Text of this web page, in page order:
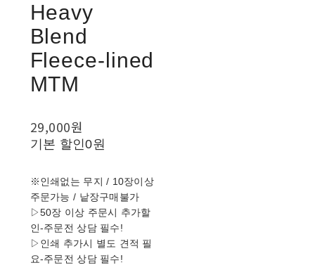
Heavy
Blend
Fleece-lined
MTM
29,000원
기본 할인0원
※인쇄없는 무지 / 10장이상
주문가능 / 낱장구매불가
▷50장 이상 주문시 추가할
인-주문전 상담 필수!
▷인쇄 추가시 별도 견적 필
요-주문전 상담 필수!